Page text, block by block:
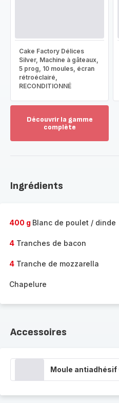
Cake Factory Délices
Silver, Machine à gâteaux,
5 prog, 10 moules, écran
rétroéclairé,
RECONDITIONNÉ
Découvrir la gamme
complète
gamme
Ingrédients
400 g Blanc de poulet / dinde
4 Tranches de bacon
4 Tranche de mozzarella
Chapelure
Accessoires
Moule antiadhésif